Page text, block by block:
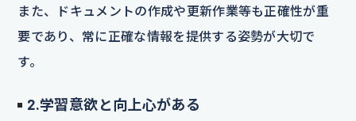
また、ドキュメントの作成や更新作業等も正確性が重
要であり、常に正確な情報を提供する姿勢が大切で
す。
2.学習意欲と向上心がある